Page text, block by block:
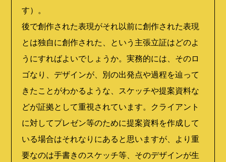
す）。
後で創作された表現がそれ以前に創作された表現
とは独自に創作された、という主張立証はどのよ
うにすればよいでしょうか。実務的には、そのロ
ゴなり、デザインが、別の出発点や過程を辿って
きたことがわかるような、スケッチや提案資料な
どが証拠として重視されています。クライアント
に対してプレゼン等のために提案資料を作成して
いる場合はそれなりにあると思いますが、より重
要なのは手書きのスケッチ等、そのデザインが生